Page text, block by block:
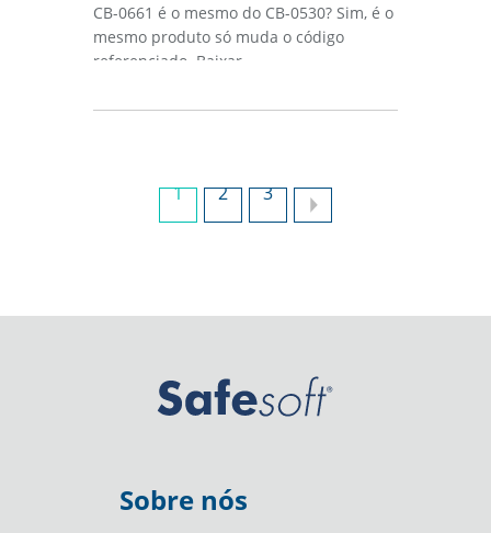
CB-0661 é o mesmo do CB-0530? Sim, é o
mesmo produto só muda o código
referenciado. Baixar...
1 2 3
Sobre nós